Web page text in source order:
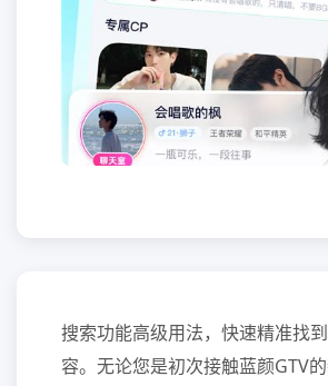
搜索功能高级用法，快速精准找
容。无论您是初次接触蓝颜GTV